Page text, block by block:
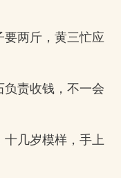
两斤，黄三忙应
责收钱，不一会
几岁模样，手上